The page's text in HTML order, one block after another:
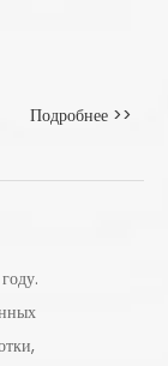
Подробнее >>